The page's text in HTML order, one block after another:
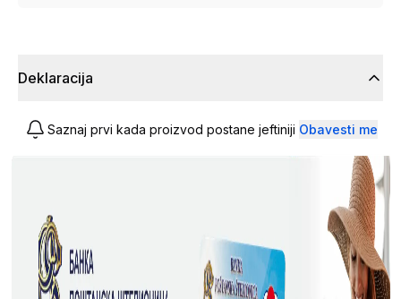
Deklaracija
Saznaj prvi kada proizvod postane jeftiniji Obavesti me